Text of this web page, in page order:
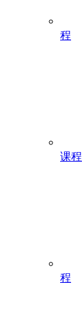
程
课程
程